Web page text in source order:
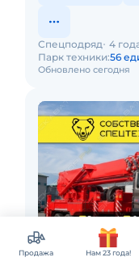
Обновлено сегодня
Спецподряд 4
Парк техники:56
Красноярск
Продажа Нам 23 года!